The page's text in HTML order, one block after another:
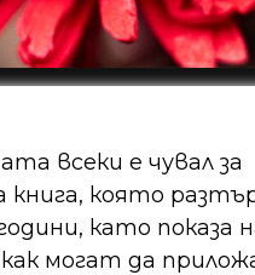
всеки е чувал за
книга, която
като показа
могат да